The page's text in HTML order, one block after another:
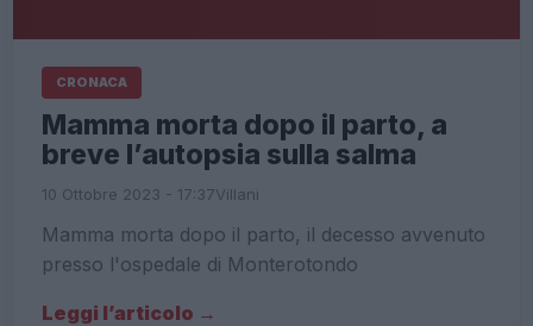
CRONACA
Mamma morta dopo il parto, a
breve l’autopsia sulla salma
10 Ottobre 2023 - 17:37Villani
Mamma morta dopo il parto, il decesso avvenuto
presso l'ospedale di Monterotondo
Leggi l’articolo →